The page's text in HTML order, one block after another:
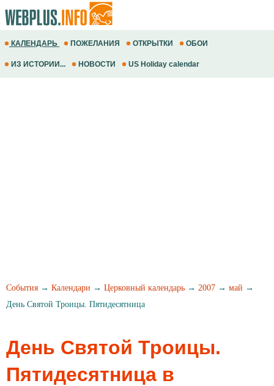
КАЛЕНДАРЬ ПОЖЕЛАНИЯ ОТКРЫТКИ ОБОИ
ИЗ ИСТОРИИ... НОВОСТИ US Holiday calendar
События → Календари → Церковный календарь → 2007 → май →
День Святой Троицы. Пятидесятница
День Святой Троицы.
Пятидесятница в